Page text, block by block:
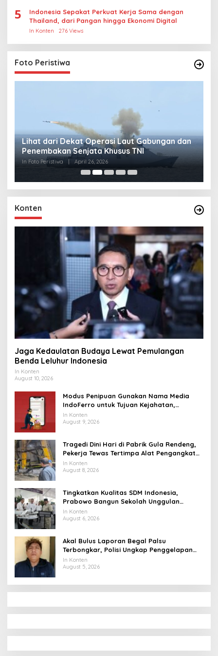
5
Indonesia Sepakat Perkuat Kerja Sama dengan
Thailand, dari Pangan hingga Ekonomi Digital
In Konten 276 Views
Foto Peristiwa
Lihat dari Dekat Operasi Laut Gabungan dan
Penembakan Senjata Khusus TNI
In Foto Peristiwa April 26, 2026
Konten
Jaga Kedaulatan Budaya Lewat Pemulangan
Benda Leluhur Indonesia
In Konten
August 10, 2026
Modus Penipuan Gunakan Nama Media
IndoFerro untuk Tujuan Kejahatan,
Waspadalah!
In Konten
August 9, 2026
Tragedi Dini Hari di Pabrik Gula Rendeng,
Pekerja Tewas Tertimpa Alat Pengangkat
Tebu
In Konten
August 8, 2026
Tingkatkan Kualitas SDM Indonesia,
Prabowo Bangun Sekolah Unggulan
hingga Undang Universitas Terbaik Dunia
In Konten
August 6, 2026
Akal Bulus Laporan Begal Palsu
Terbongkar, Polisi Ungkap Penggelapan
Uang Perusahaan untuk Crypto
In Konten
August 5, 2026